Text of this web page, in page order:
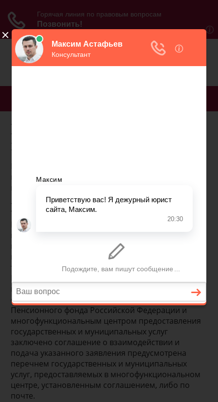
Подача документов на
пенсию по почте
пенсии в любое время после возникновения
права на нее.
Куда обратиться
Граждане могут обратиться за назначением
пенсии в любое время после возникновения
права на нее. Заявление о назначении пенсии
может быть подано гражданином в
территориальный орган Пенсионного фонда
многофункциональный центр (далее – МФЦ), ), в
случае, если между территориальным органом
Пенсионного фонда Российской Федерации и
многофункциональным центром предоставления
государственных и муниципальных услуг
заключено соглашение о взаимодействии и
подача указанного заявления предусмотрена
перечнем государственных и муниципальных
услуг, предоставляемых в многофункциональном
центре, установленным соглашением, либо по
почте.